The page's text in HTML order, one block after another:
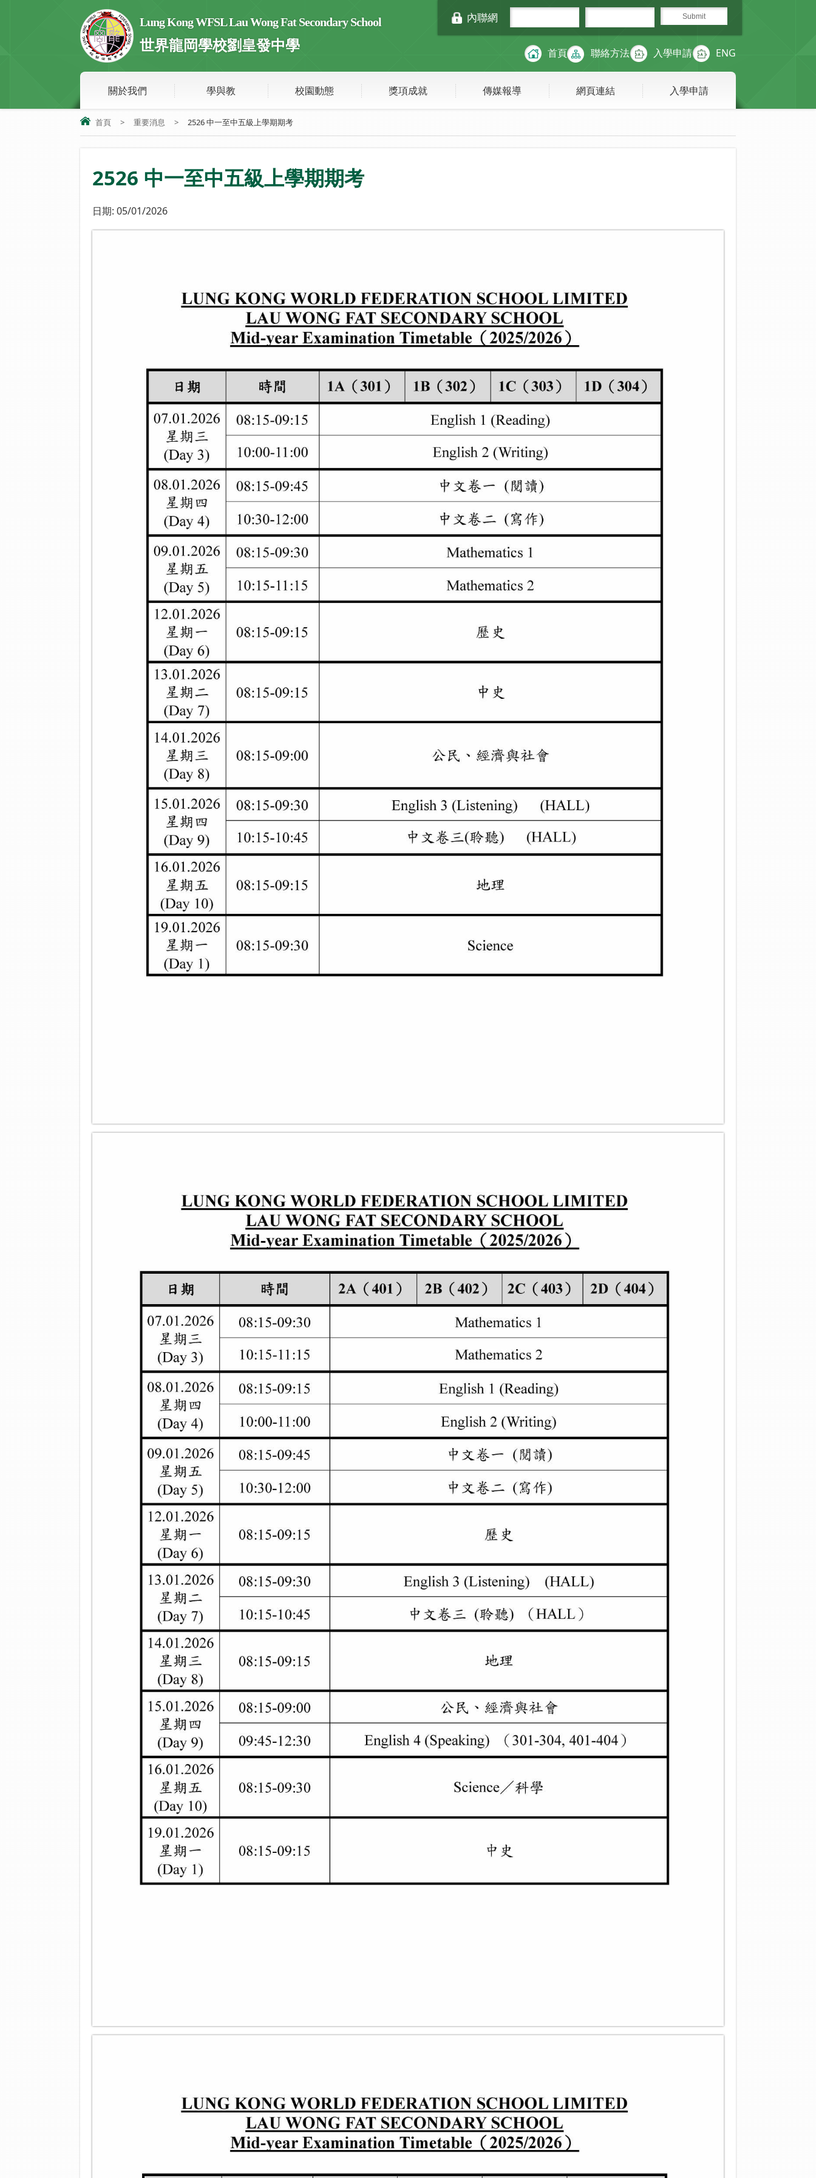
Lung Kong WFSL Lau Wong Fat Secondary School
世界龍岡學校劉皇發中學
內聯網
首頁 聯絡方法 入學申請 ENG
關於我們 學與教 校園動態 獎項成就 傳媒報導 網頁連結 入學申請
首頁 > 重要消息 > 2526 中一至中五級上學期期考
2526 中一至中五級上學期期考
日期: 05/01/2026